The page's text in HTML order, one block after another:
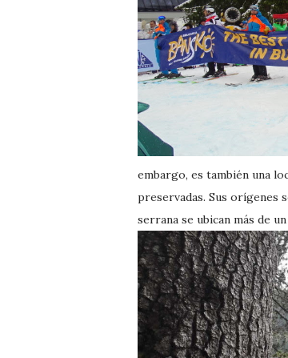
embargo, es también una
preservadas. Sus orígenes
serrana se ubican más de